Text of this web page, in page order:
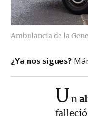
Ambulancia de la
¿Ya nos sigues?
Un
falleció